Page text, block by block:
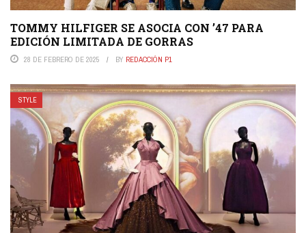
TOMMY HILFIGER SE ASOCIA CON ’47 PARA
EDICIÓN LIMITADA DE GORRAS
28 DE FEBRERO DE 2025 BY REDACCIÓN P1
STYLE